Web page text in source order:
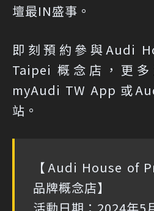
壇最IN盛事。
即刻預約參與Audi
Taipei 概念店，更
myAudi TW App 或
站。
【Audi House of
品牌概念店】
活動日期：2024年5